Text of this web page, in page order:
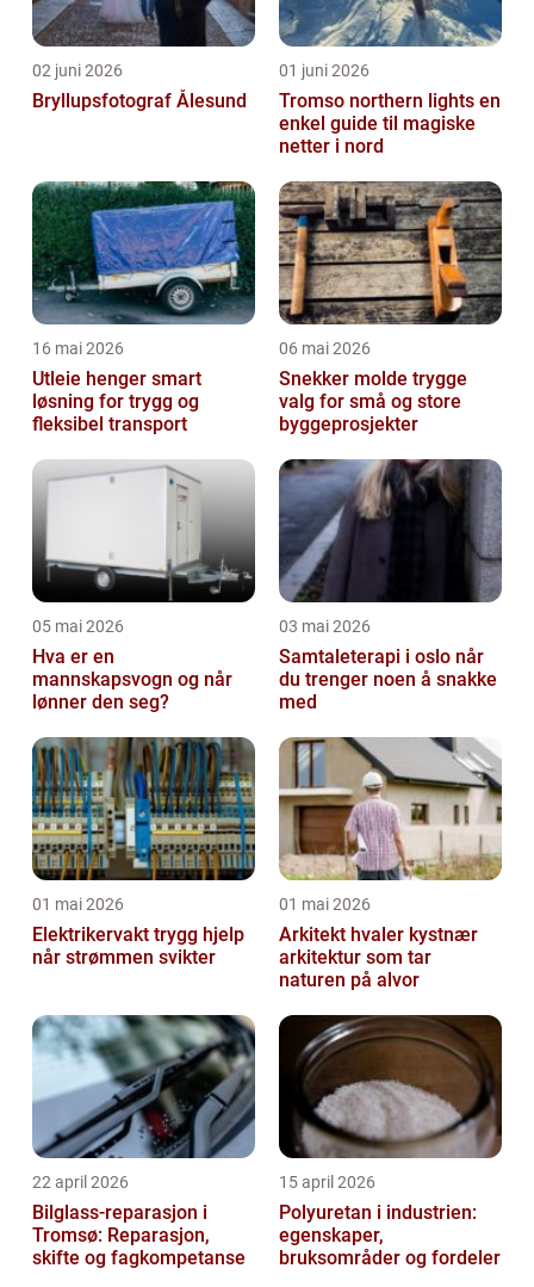
02 juni 2026
Bryllupsfotograf Ålesund
01 juni 2026
Tromso northern lights en
enkel guide til magiske
netter i nord
16 mai 2026
Utleie henger smart
løsning for trygg og
fleksibel transport
06 mai 2026
Snekker molde trygge
valg for små og store
byggeprosjekter
05 mai 2026
Hva er en
mannskapsvogn og når
lønner den seg?
03 mai 2026
Samtaleterapi i oslo når
du trenger noen å snakke
med
01 mai 2026
Elektrikervakt trygg hjelp
når strømmen svikter
01 mai 2026
Arkitekt hvaler kystnær
arkitektur som tar
naturen på alvor
22 april 2026
Bilglass-reparasjon i
Tromsø: Reparasjon,
skifte og fagkompetanse
15 april 2026
Polyuretan i industrien:
egenskaper,
bruksområder og fordeler